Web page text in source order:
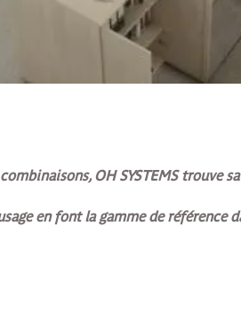
OH SYSTEMS trouve
en font la gamme de